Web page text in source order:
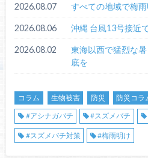
2026.08.07 すべての地域で梅
2026.08.06 沖縄 台風13号接近
2026.08.02
東海以西で猛烈な
底を
コラム 生物被害 防災
防災コラ
#アシナガバチ
#スズメバチ
#スズメバチ対策 #梅雨明け